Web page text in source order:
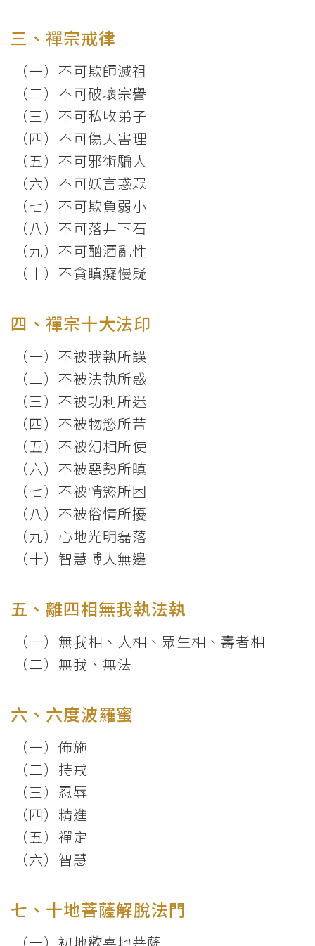
三、禪宗戒律
（一）不可欺師滅祖
（二）不可破壞宗譽
（三）不可私收弟子
（四）不可傷天害理
（五）不可邪術騙人
（六）不可妖言惑眾
（七）不可欺負弱小
（八）不可落井下石
（九）不可酗酒亂性
（十）不貪瞋癡慢疑
四、禪宗十大法印
（一）不被我執所誤
（二）不被法執所惑
（三）不被功利所迷
（四）不被物慾所苦
（五）不被幻相所使
（六）不被惡勢所瞋
（七）不被情慾所困
（八）不被俗情所擾
（九）心地光明磊落
（十）智慧博大無邊
五、離四相無我執法執
（一）無我相、人相、眾生相、壽者相
（二）無我、無法
六、六度波羅蜜
（一）佈施
（二）持戒
（三）忍辱
（四）精進
（五）禪定
（六）智慧
七、十地菩薩解脫法門
（一）初地歡喜地菩薩